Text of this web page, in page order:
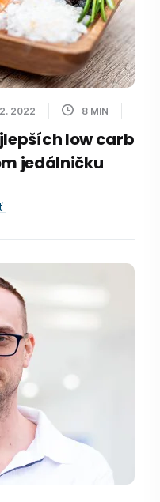
2022 8 MIN
low carb
jedálničku